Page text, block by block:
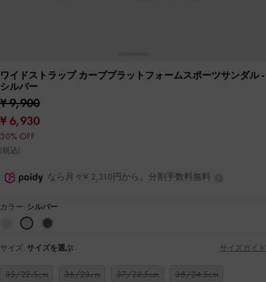
ワイドストラップ カーブプラットフォームスポーツサンダル-
シルバー
¥ 9,900
¥ 6,930
30% OFF
(税込)
なら月々¥ 2,310円から。分割手数料無料
カラー: シルバー
サイズ: サイズを選ぶ サイズガイド
35/22.5cm 36/23cm 37/23.5cm 38/24.5cm